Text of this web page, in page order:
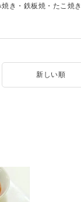
焼き・鉄板焼・たこ焼き
新しい順